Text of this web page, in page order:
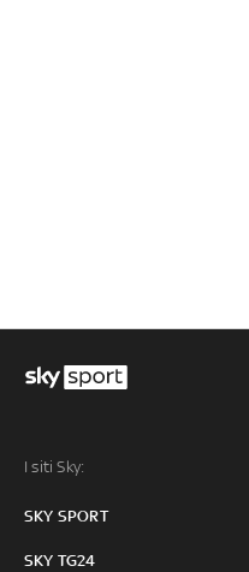
I siti Sky:
SKY SPORT
SKY TG24